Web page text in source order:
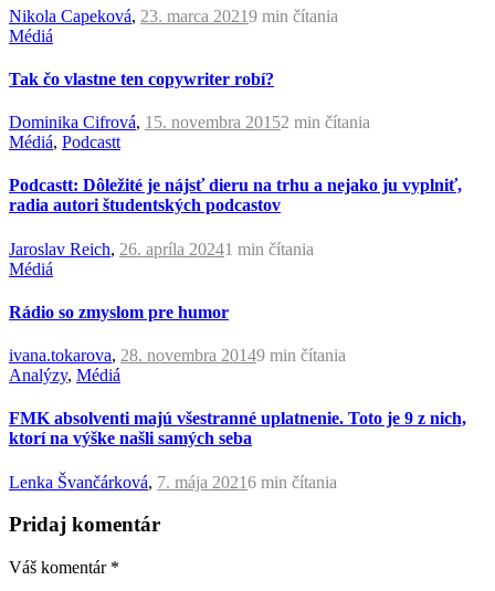
Nikola Capeková, 23. marca 20219 min čítania
Médiá
Tak čo vlastne ten copywriter robí?
Dominika Cifrová, 15. novembra 20152 min čítania
Médiá, Podcastt
Podcastt: Dôležité je nájsť dieru na trhu a nejako ju vyplniť,
radia autori študentských podcastov
Jaroslav Reich, 26. apríla 20241 min čítania
Médiá
Rádio so zmyslom pre humor
ivana.tokarova, 28. novembra 20149 min čítania
Analýzy, Médiá
FMK absolventi majú všestranné uplatnenie. Toto je 9 z nich,
ktorí na výške našli samých seba
Lenka Švančárková, 7. mája 20216 min čítania
Pridaj komentár
Váš komentár *